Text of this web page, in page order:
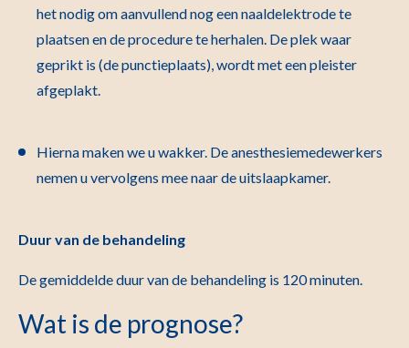
het nodig om aanvullend nog een naaldelektrode te
plaatsen en de procedure te herhalen. De plek waar
geprikt is (de punctieplaats), wordt met een pleister
afgeplakt.
Hierna maken we u wakker. De anesthesiemedewerkers
nemen u vervolgens mee naar de uitslaapkamer.
Duur van de behandeling
De gemiddelde duur van de behandeling is 120 minuten.
Wat is de prognose?